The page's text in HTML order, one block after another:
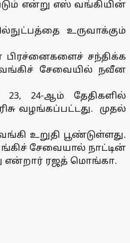
என்று எஸ் வங்கியின்
உருவாக்கும்
சந்திக்க
சேவையில் நவீன
23, 24-ஆம் தேதிகளில்
வழங்கப்பட்டது. முதல்
உறுதி பூண்டுள்ளது.
சேவையால் நாட்டின்
என்றார் ரஜத் மொங்கா.